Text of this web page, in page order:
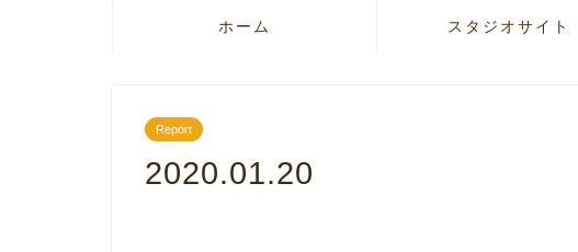
ホーム スタジオサイト
Report
2020.01.20